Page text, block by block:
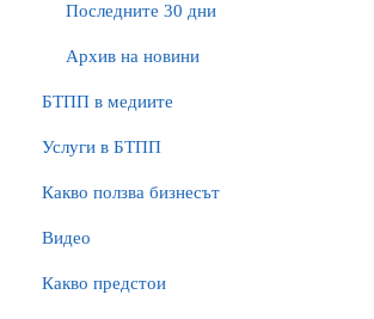
Последните 30 дни
Архив на новини
БTПП в медиите
Услуги в БТПП
Какво ползва бизнесът
Видео
Какво предстои